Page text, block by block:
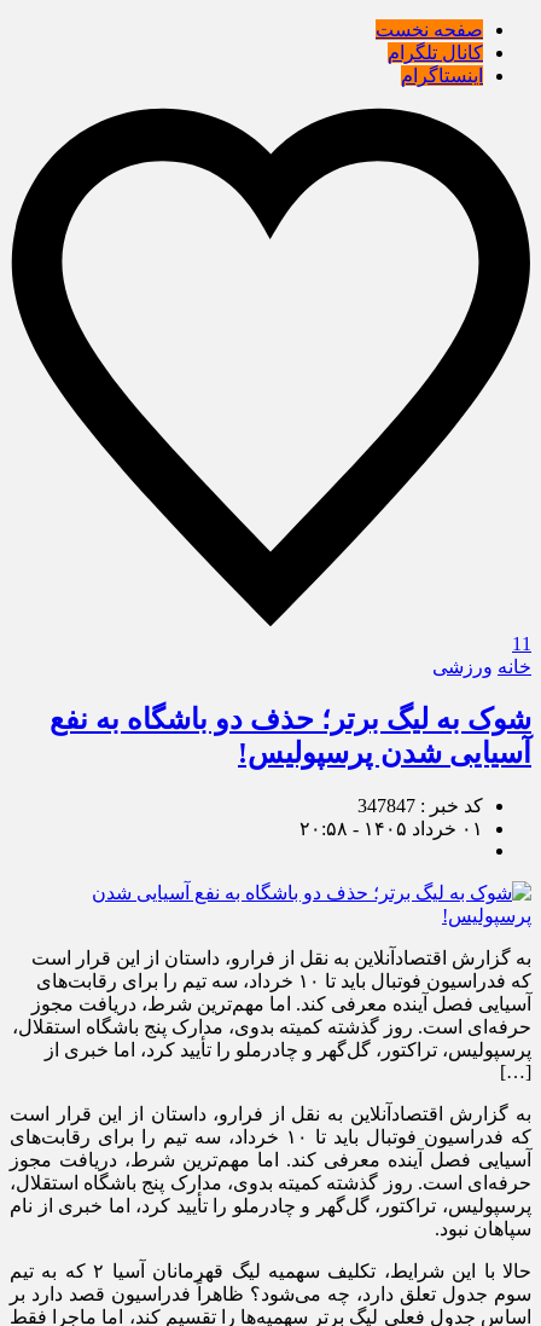
صفحه نخست
کانال تلگرام
اینستاگرام
11
خانه ورزشی
شوک به لیگ برتر؛ حذف دو باشگاه به نفع
آسیایی شدن پرسپولیس!
کد خبر : 347847
۰۱ خرداد ۱۴۰۵ - ۲۰:۵۸
به گزارش اقتصادآنلاین به نقل از فرارو، داستان از این قرار است
که فدراسیون فوتبال باید تا ۱۰ خرداد، سه تیم را برای رقابت‌های
آسیایی فصل آینده معرفی کند. اما مهم‌ترین شرط، دریافت مجوز
حرفه‌ای است. روز گذشته کمیته بدوی، مدارک پنج باشگاه استقلال،
پرسپولیس، تراکتور، گل‌گهر و چادرملو را تأیید کرد، اما خبری از
[…]
به گزارش اقتصادآنلاین به نقل از فرارو، داستان از این قرار است
که فدراسیون فوتبال باید تا ۱۰ خرداد، سه تیم را برای رقابت‌های
آسیایی فصل آینده معرفی کند. اما مهم‌ترین شرط، دریافت مجوز
حرفه‌ای است. روز گذشته کمیته بدوی، مدارک پنج باشگاه استقلال،
پرسپولیس، تراکتور، گل‌گهر و چادرملو را تأیید کرد، اما خبری از نام
سپاهان نبود.
حالا با این شرایط، تکلیف سهمیه لیگ قهرمانان آسیا ۲ که به تیم
سوم جدول تعلق دارد، چه می‌شود؟ ظاهراً فدراسیون قصد دارد بر
اساس جدول فعلی لیگ برتر سهمیه‌ها را تقسیم کند، اما ماجرا فقط